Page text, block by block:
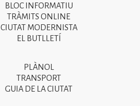
BLOC INFORMATIU
TRÀMITS ONLINE
CIUTAT MODERNISTA
EL BUTLLETÍ
PLÀNOL
TRANSPORT
GUIA DE LA CIUTAT